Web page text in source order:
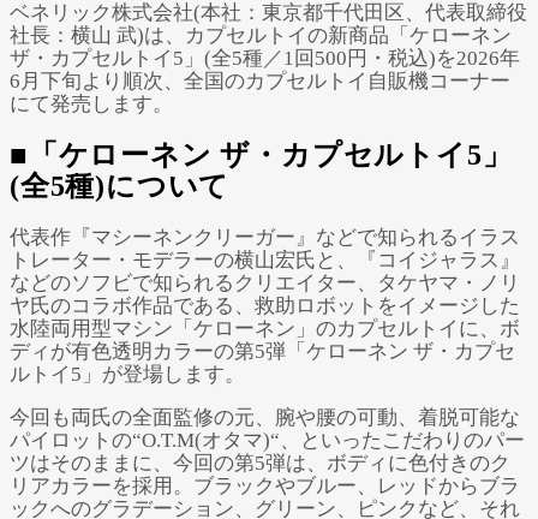
ベネリック株式会社(本社：東京都千代田区、代表取締役
社長：横山 武)は、カプセルトイの新商品「ケローネン
ザ・カプセルトイ5」(全5種／1回500円・税込)を2026年
6月下旬より順次、全国のカプセルトイ自販機コーナー
にて発売します。
■「ケローネン ザ・カプセルトイ5」
(全5種)について
代表作『マシーネンクリーガー』などで知られるイラス
トレーター・モデラーの横山宏氏と、『コイジャラス』
などのソフビで知られるクリエイター、タケヤマ・ノリ
ヤ氏のコラボ作品である、救助ロボットをイメージした
水陸両用型マシン「ケローネン」のカプセルトイに、ボ
ディが有色透明カラーの第5弾「ケローネン ザ・カプセ
ルトイ5」が登場します。
今回も両氏の全面監修の元、腕や腰の可動、着脱可能な
パイロットの“O.T.M(オタマ)“、といったこだわりのパー
ツはそのままに、今回の第5弾は、ボディに色付きのク
リアカラーを採用。ブラックやブルー、レッドからブラ
ックへのグラデーション、グリーン、ピンクなど、それ